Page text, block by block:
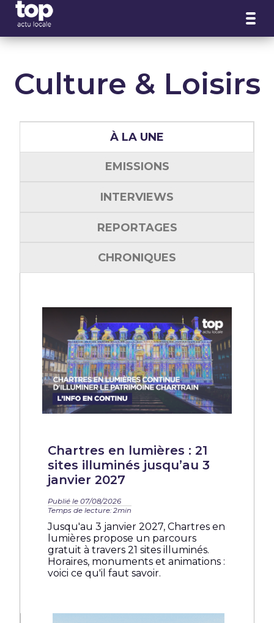
Culture & Loisirs
À LA UNE
EMISSIONS
INTERVIEWS
REPORTAGES
CHRONIQUES
Chartres en lumières : 21
sites illuminés jusqu’au 3
janvier 2027
Publié le 07/08/2026
Temps de lecture: 2min
Jusqu'au 3 janvier 2027, Chartres en
lumières propose un parcours
gratuit à travers 21 sites illuminés.
Horaires, monuments et animations :
voici ce qu'il faut savoir.
Panneau de gestion des cookies